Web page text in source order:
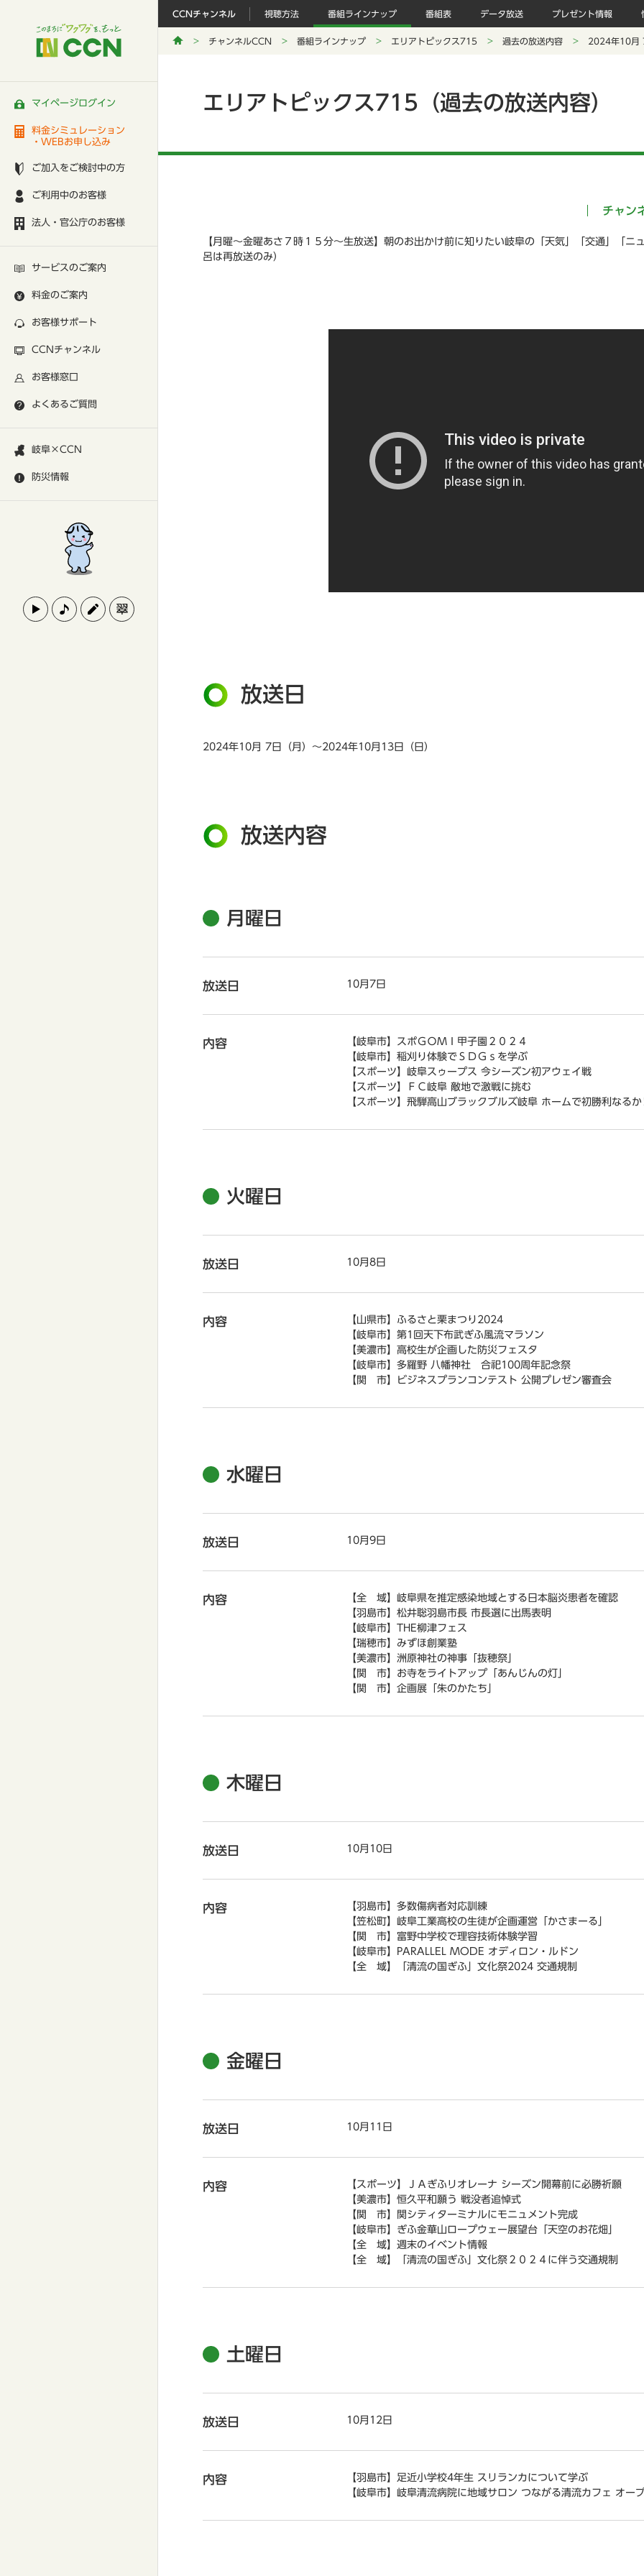
マイページログイン
料金シミュレーション
・WEBお申し込み
ご加入をご検討中の方
ご利用中のお客様
法人・官公庁のお客様
サービスのご案内
料金のご案内
お客様サポート
CCNチャンネル
お客様窓口
よくあるご質問
岐阜×CCN
防災情報
CCNチャンネル 視聴方法 番組ラインナップ 番組表 データ放送 プレゼント情報
チャンネルCCN 番組ラインナップ エリアトピックス715 過去の放送内容 2024年10月
エリアトピックス715（過去の放送内容）
チャン
【月曜～金曜あさ７時１５分～生放送】朝のお出かけ前に知りたい岐阜の「天気」「交通」「
呂は再放送のみ）
放送日
2024年10月 7日（月）～2024年10月13日（日）
放送内容
月曜日
放送日 10月7日
内容
【岐阜市】スポＧＯＭＩ甲子園２０２４
【岐阜市】稲刈り体験でＳＤＧｓを学ぶ
【スポーツ】岐阜スゥープス 今シーズン初アウェイ戦
【スポーツ】ＦＣ岐阜 敵地で激戦に挑む
【スポーツ】飛騨高山ブラックブルズ岐阜 ホームで初勝利なる
火曜日
放送日 10月8日
内容
【山県市】ふるさと栗まつり2024
【岐阜市】第1回天下布武ぎふ風流マラソン
【美濃市】高校生が企画した防災フェスタ
【岐阜市】多羅野 八幡神社 合祀100周年記念祭
【関 市】ビジネスプランコンテスト 公開プレゼン審査会
水曜日
放送日 10月9日
内容
【全 域】岐阜県を推定感染地域とする日本脳炎患者を確認
【羽島市】松井聡羽島市長 市長選に出馬表明
【岐阜市】THE柳津フェス
【瑞穂市】みずほ創業塾
【美濃市】洲原神社の神事「抜穂祭」
【関 市】お寺をライトアップ「あんじんの灯」
【関 市】企画展「朱のかたち」
木曜日
放送日 10月10日
内容
【羽島市】多数傷病者対応訓練
【笠松町】岐阜工業高校の生徒が企画運営「かさまーる」
【関 市】富野中学校で理容技術体験学習
【岐阜市】PARALLEL MODE オディロン・ルドン
【全 域】「清流の国ぎふ」文化祭2024 交通規制
金曜日
放送日 10月11日
内容
【スポーツ】ＪＡぎふリオレーナ シーズン開幕前に必勝祈願
【美濃市】恒久平和願う 戦没者追悼式
【関 市】関シティターミナルにモニュメント完成
【岐阜市】ぎふ金華山ロープウェー展望台「天空のお花畑」
【全 域】週末のイベント情報
【全 域】「清流の国ぎふ」文化祭２０２４に伴う交通規制
土曜日
放送日 10月12日
内容
【羽島市】足近小学校4年生 スリランカについて学ぶ
【岐阜市】岐阜清流病院に地域サロン つながる清流カフェ オー